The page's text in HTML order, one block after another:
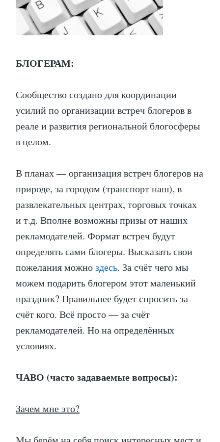
БЛОГЕРАМ:
Сообществосоздано для координации
усилий по организации встреч блогеров в
реале и развития региональной блогосферы
в целом.
В планах — организация встреч блогеров на
природе, за городом (транспорт наш), в
развлекательных центрах, торговых точках
и т.д. Вполне возможны призы от наших
рекламодателей. Формат встреч будут
определять сами блогеры. Высказать свои
пожелания можноздесь. За счёт чего мы
можем подарить блогером этот маленький
праздник? Правильнее будет спросить за
счёт кого. Всё просто — за счёт
рекламодателей. Но на определённых
условиях.
ЧАВО (часто задаваемые вопросы):
Зачем мне это?